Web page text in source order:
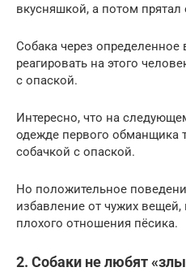
вкусняшкой, а потом прятал
Собака через
реагировать на этого
с опаской.
Интересно, что на
одежде первого обманщика
собачкой с опаской.
Но положительное
избавление от чужих
плохого отношения пёсика.
2. Собаки не любят